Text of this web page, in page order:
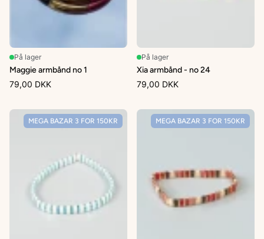
På lager
Maggie armbånd no 1
79,00 DKK
På lager
Xia armbånd - no 24
79,00 DKK
MEGA BAZAR 3 FOR 150KR MEGA BAZAR 3 FOR 150KR